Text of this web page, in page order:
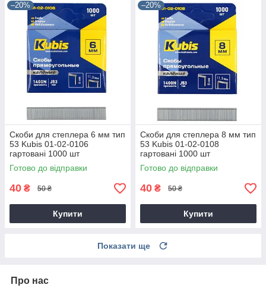
–20%
Скоби для степлера 6 мм тип
53 Kubis 01-02-0106
гартовані 1000 шт
Готово до відправки
40 ₴ 50 ₴
Купити
–20%
Скоби для степлера 8 мм тип
53 Kubis 01-02-0108
гартовані 1000 шт
Готово до відправки
40 ₴ 50 ₴
Купити
Показати ще
Про нас